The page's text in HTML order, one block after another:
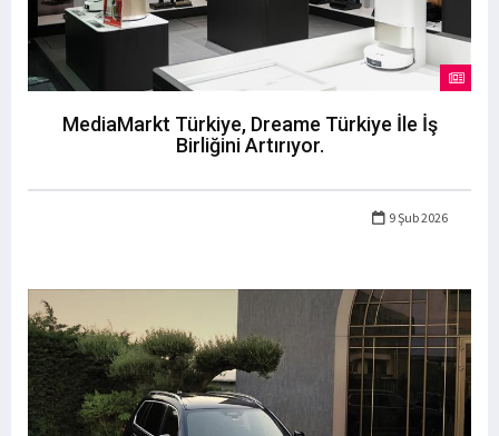
MediaMarkt Türkiye, Dreame Türkiye İle İş
Birliğini Artırıyor.
9 Şub 2026